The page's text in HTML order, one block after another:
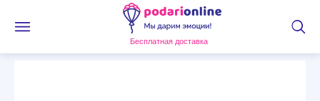
Бесплатная доставка